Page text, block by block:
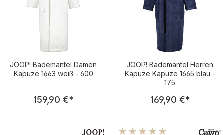
JOOP! Bademäntel Damen
Kapuze 1663 weiß - 600
Regulärer Preis:
159,90 €*
JOOP! Bademäntel Herren
Kapuze Kapuze 1665 blau -
175
Regulärer
169,90 €*